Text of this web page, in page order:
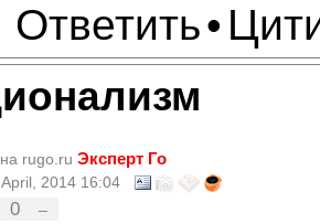
Ответить•
на rugo.ru Эксперт Го
2014 16:04
0 –